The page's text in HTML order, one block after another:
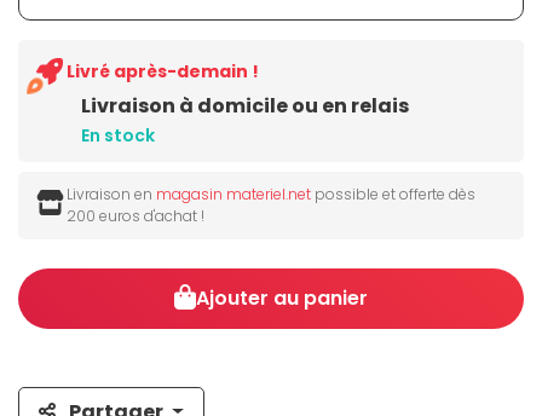
Livraison à domicile ou en relais
En stock
Livré après-demain !
Livraison en magasin materiel.net possible et offerte dès
200 euros d'achat !
Ajouter au panier